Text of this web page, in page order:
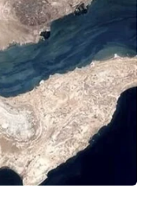
phòng Việt Nam-
định sẽ tiếp tục đối
xuyên về những